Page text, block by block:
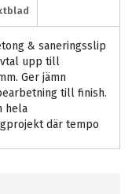
& saneringsslip
upp till
Ger jämn
till finish.
hela
där tempo